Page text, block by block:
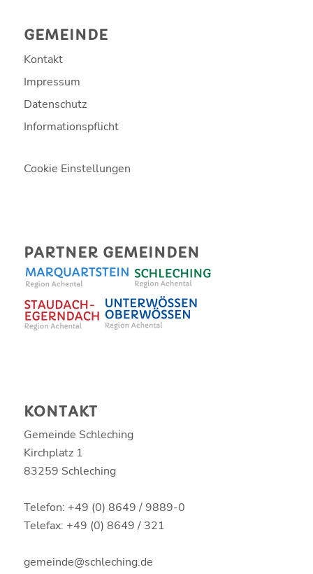
GEMEINDE
Kontakt
Impressum
Datenschutz
Informationspflicht
Cookie Einstellungen
PARTNER GEMEINDEN
KONTAKT
Gemeinde Schleching
Kirchplatz 1
83259 Schleching
Telefon: +49 (0) 8649 / 9889-0
Telefax: +49 (0) 8649 / 321
gemeinde@schleching.de